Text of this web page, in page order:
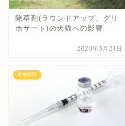
除草剤(ラウンドアップ、グリ
ホサート)の犬猫への影響
2020年3月21日
動物病院